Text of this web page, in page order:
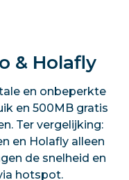
& Holafly
en onbeperkte
en 500MB gratis
Ter vergelijking:
en Holafly alleen
de snelheid en
hotspot.